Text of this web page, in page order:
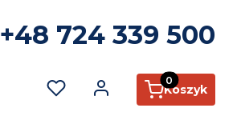
+48 724 339 500
Produkty w
Koszyk